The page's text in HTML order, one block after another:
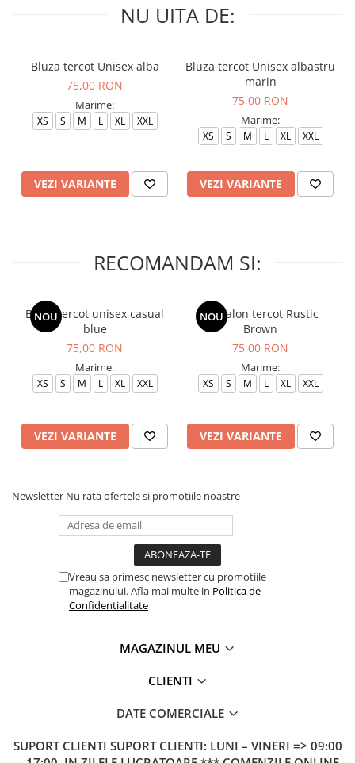
NU UITA DE:
Bluza tercot Unisex alba
75,00 RON
Marime:
XS S M L XL XXL
VEZI VARIANTE
Bluza tercot Unisex albastru
marin
75,00 RON
Marime:
XS S M L XL XXL
VEZI VARIANTE
RECOMANDAM SI:
NOU
Bluza tercot unisex casual
blue
75,00 RON
Marime:
XS S M L XL XXL
VEZI VARIANTE
NOU
Pantalon tercot Rustic
Brown
75,00 RON
Marime:
XS S M L XL XXL
VEZI VARIANTE
Newsletter Nu rata ofertele si promotiile noastre
Vreau sa primesc newsletter cu promotiile
magazinului. Afla mai multe in Politica de
Confidentialitate
MAGAZINUL MEU
CLIENTI
DATE COMERCIALE
SUPORT CLIENTI SUPORT CLIENTI: LUNI – VINERI => 09:00